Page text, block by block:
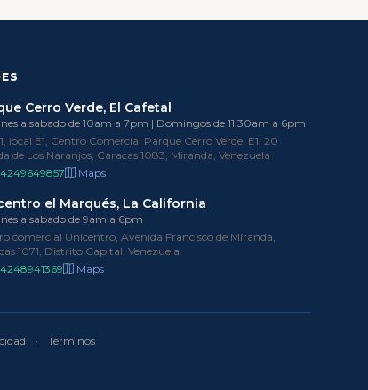
Cerro Verde, El Cafetal
a sabado de 10am a 7pm | Domingos de 11:30am a 6pm
local E1, Centro Comercial Parque Cerro Verde, E1, 20
de Los Naranjos, Caracas 1083, Miranda, Venezuela
Maps
el Marqués, La California
a sabado de 9am a 6pm
comercial Unicentro, Avenida Francisco de Miranda,
1071, Distrito Capital, Venezuela
Maps
· Términos